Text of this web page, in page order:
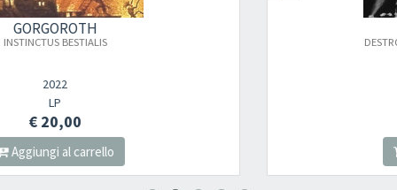
×
Newsletter
Iscriviti alla newsletter di
delle novità, degli ultimi arrivi in negozio e delle promozioni attive!